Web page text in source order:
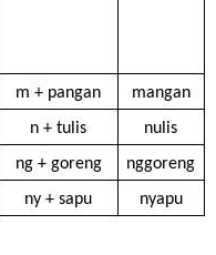
m + pangan
mangan
n + tulis
nulis
ng + goreng
nggoreng
ny + sapu nyapu